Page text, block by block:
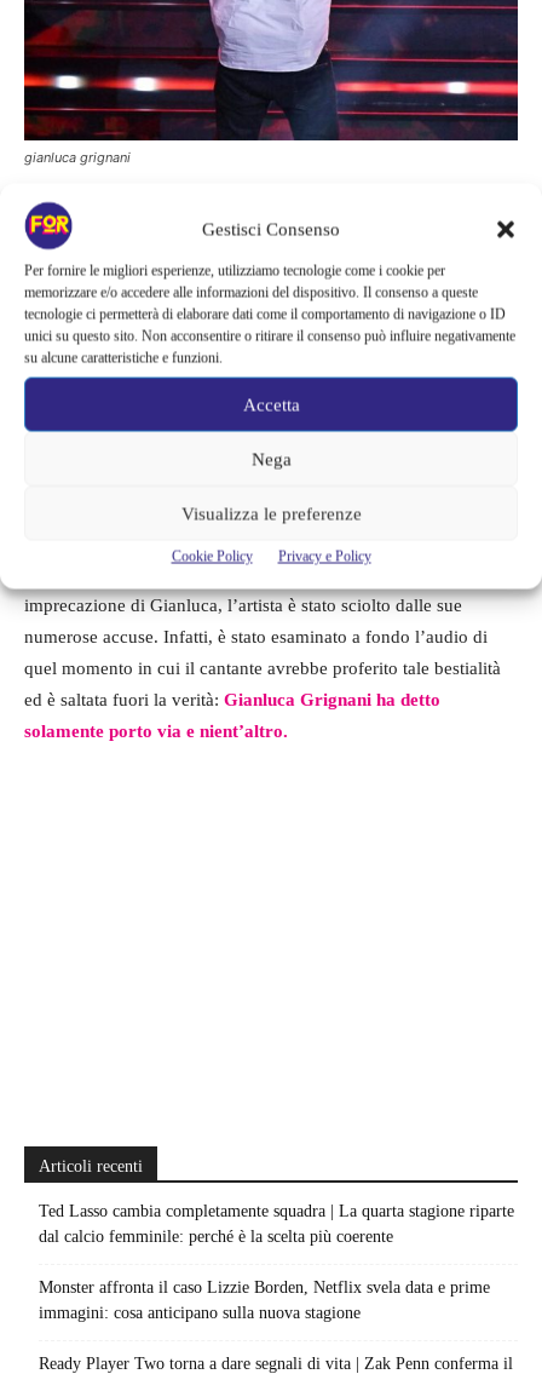
Gestisci Consenso
Per fornire le migliori esperienze, utilizziamo tecnologie come i cookie per
memorizzare e/o accedere alle informazioni del dispositivo. Il consenso a queste
tecnologie ci permetterà di elaborare dati come il comportamento di navigazione o ID
unici su questo sito. Non acconsentire o ritirare il consenso può influire negativamente
su alcune caratteristiche e funzioni.
Accetta
Nega
Visualizza le preferenze
Cookie Policy Privacy e Policy
gianluca grignani
La verità di Gianluca Grignani
Le dichiarazioni di Grignani sono state: “Porto via. Non so chi si
è inventato questa cosa, ho detto ‘porto via’ prendendo i fiori,
non ho detto qualsiasi altra cosa. É passato su Rai 1 un
messaggio di oltre un minuto contro la guerra, contro la violenza
sulle donne e, fermando l’esibizione, anche sulla differenza che
Anche il conduttore diOre 14, Milo Infante
imprecazione di Gianluca, l’artista è stato sciolto dalle sue
numerose accuse. Infatti, è stato esaminato a fondo l’audio di
quel momento in cui il cantante avrebbe proferito tale bestialità
ed è saltata fuori la verità: Gianluca Grignani ha detto
solamente porto via e nient’altro.
Articoli recenti
Ted Lasso cambia completamente squadra | La quarta stagione riparte
dal calcio femminile: perché è la scelta più coerente
Monster affronta il caso Lizzie Borden, Netflix svela data e prime
immagini: cosa anticipano sulla nuova stagione
Ready Player Two torna a dare segnali di vita | Zak Penn conferma il